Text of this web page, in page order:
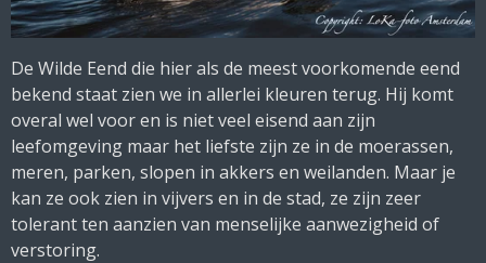
De Wilde Eend die hier als de meest voorkomende eend
bekend staat zien we in allerlei kleuren terug. Hij komt
overal wel voor en is niet veel eisend aan zijn
leefomgeving maar het liefste zijn ze in de moerassen,
meren, parken, slopen in akkers en weilanden. Maar je
kan ze ook zien in vijvers en in de stad, ze zijn zeer
tolerant ten aanzien van menselijke aanwezigheid of
verstoring.